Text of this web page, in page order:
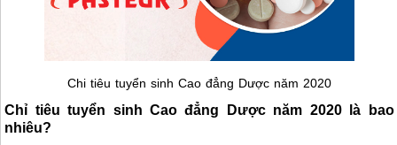
Chi tiêu tuyển sinh Cao đẳng Dược năm 2020
Chỉ tiêu tuyển sinh Cao đẳng Dược năm 2020 là bao
nhiêu?